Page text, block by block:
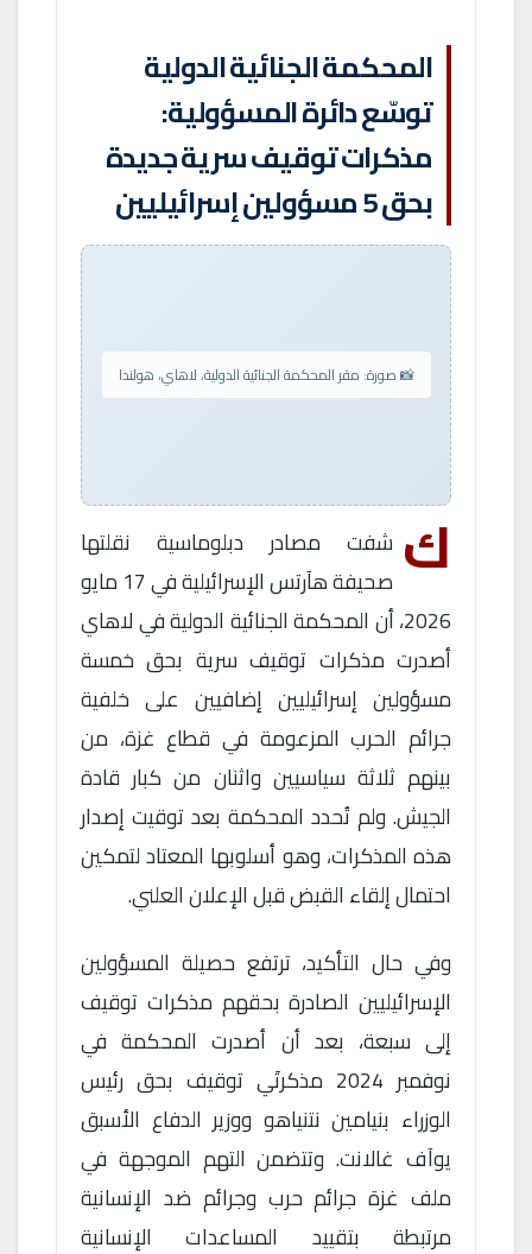
المحكمة الجنائية الدولية
توسّع دائرة المسؤولية:
مذكرات توقيف سرية جديدة
بحق 5 مسؤولين إسرائيليين
📸 صورة: مقر المحكمة الجنائية الدولية، لاهاي، هولندا
ك شفت مصادر دبلوماسية نقلتها
صحيفة هآرتس الإسرائيلية في 17 مايو
2026، أن المحكمة الجنائية الدولية في لاهاي
أصدرت مذكرات توقيف سرية بحق خمسة
مسؤولين إسرائيليين إضافيين على خلفية
جرائم الحرب المزعومة في قطاع غزة، من
بينهم ثلاثة سياسيين واثنان من كبار قادة
الجيش. ولم تُحدد المحكمة بعد توقيت إصدار
هذه المذكرات، وهو أسلوبها المعتاد لتمكين
احتمال إلقاء القبض قبل الإعلان العلني.
وفي حال التأكيد، ترتفع حصيلة المسؤولين
الإسرائيليين الصادرة بحقهم مذكرات توقيف
إلى سبعة، بعد أن أصدرت المحكمة في
نوفمبر 2024 مذكرتَي توقيف بحق رئيس
الوزراء بنيامين نتنياهو ووزير الدفاع الأسبق
يوآف غالانت. وتتضمن التهم الموجهة في
ملف غزة جرائم حرب وجرائم ضد الإنسانية
مرتبطة بتقييد المساعدات الإنسانية